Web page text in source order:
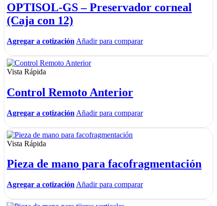
OPTISOL-GS – Preservador corneal
(Caja con 12)
Agregar a cotización Añadir para comparar
Vista Rápida
Control Remoto Anterior
Agregar a cotización Añadir para comparar
Vista Rápida
Pieza de mano para facofragmentación
Agregar a cotización Añadir para comparar